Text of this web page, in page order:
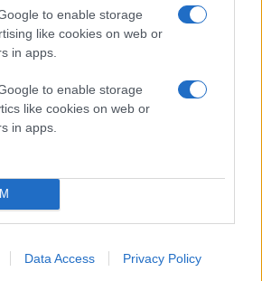
to enable storage
like cookies on web or
in apps.
to enable storage
like cookies on web or
in apps.
Data Access Privacy Policy
τέλος για το Firefox OS στον
ωστόσο, υπάρχουν σχέδια
συστήματος σε άλλες
Άλλωστε, η Mozilla
Firefox OS και στις
το